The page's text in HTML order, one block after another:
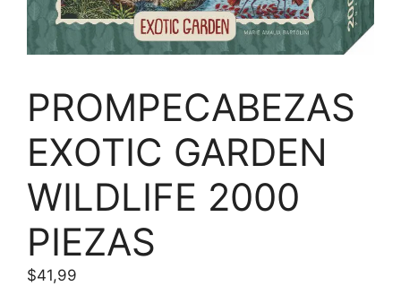
PROMPECABEZAS
EXOTIC GARDEN
WILDLIFE 2000
PIEZAS
$41,99